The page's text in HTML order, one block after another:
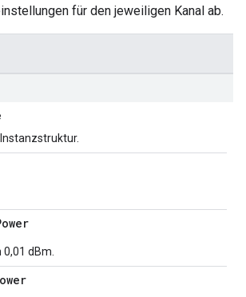
für den jeweiligen Kanal ab.
dBm.